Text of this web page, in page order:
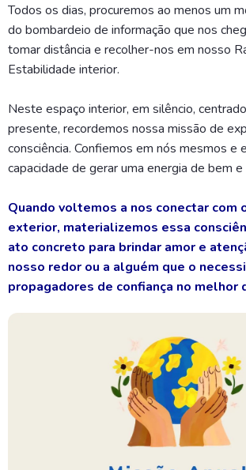
Todos os dias, procuremos ao menos um
do bombardeio de informação que nos
tomar distância e recolher-nos em nosso
Estabilidade interior.
Neste espaço interior, em silêncio,
presente, recordemos nossa missão de
consciência. Confiemos em nós mesmos e
capacidade de gerar uma energia de bem e
Quando voltemos a nos conectar com
exterior, materializemos essa
ato concreto para brindar amor e
nosso redor ou a alguém que o
propagadores de confiança no melhor